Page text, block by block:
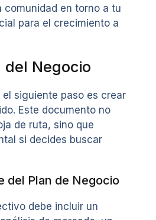
comunidad en torno a tu
para el crecimiento a
del Negocio
siguiente paso es crear
Este documento no
de ruta, sino que
si decides buscar
del Plan de Negocio
debe incluir un